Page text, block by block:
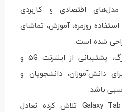
مدل‌های اقتصادی و کاربردی
روزمره، آموزش، تماشای
شده است.
این مدل با نمایشگر بزرگ، پشتیبانی از اینترنت 5G و
دانش‌آموزان، دانشجویان و
باشد.
سامسونگ در سری Galaxy Tab A تلاش کرده تعادل